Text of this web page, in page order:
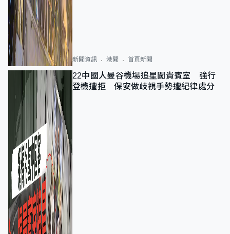
新聞資訊 港聞 首頁新聞
22中國人曼谷機場追星闖貴賓室 強行
登機遭拒 保安做歧視手勢遭紀律處分